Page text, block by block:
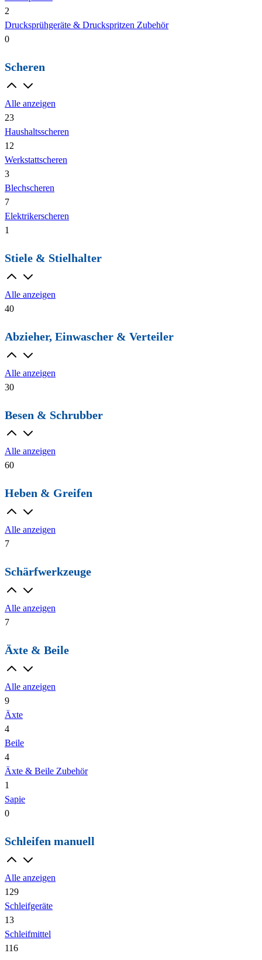
2
Drucksprühgeräte & Druckspritzen Zubehör
0
Scheren
Alle anzeigen
23
Haushaltsscheren
12
Werkstattscheren
3
Blechscheren
7
Elektrikerscheren
1
Stiele & Stielhalter
Alle anzeigen
40
Abzieher, Einwascher & Verteiler
Alle anzeigen
30
Besen & Schrubber
Alle anzeigen
60
Heben & Greifen
Alle anzeigen
7
Schärfwerkzeuge
Alle anzeigen
7
Äxte & Beile
Alle anzeigen
9
Äxte
4
Beile
4
Äxte & Beile Zubehör
1
Sapie
0
Schleifen manuell
Alle anzeigen
129
Schleifgeräte
13
Schleifmittel
116